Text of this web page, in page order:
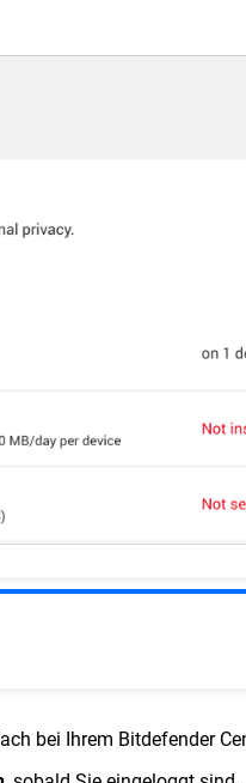
bei Ihrem Bitdefender